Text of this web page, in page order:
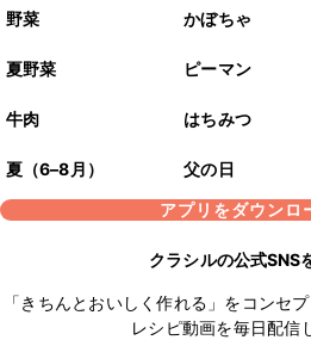
野菜 かぼちゃ
夏野菜 ピーマン
牛肉 はちみつ
夏（6–8月）
父の日
アプリをダウンロ
クラシルの公式SNS
「きちんとおいしく作れる」をコンセ
レシピ動画を毎日配信